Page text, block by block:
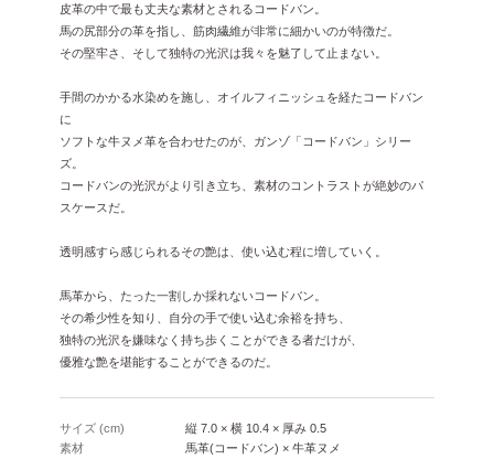
皮革の中で最も丈夫な素材とされるコードバン。
馬の尻部分の革を指し、筋肉繊維が非常に細かいのが特徴だ。
その堅牢さ、そして独特の光沢は我々を魅了して止まない。
手間のかかる水染めを施し、オイルフィニッシュを経たコードバン
に
ソフトな牛ヌメ革を合わせたのが、ガンゾ「コードバン」シリー
ズ。
コードバンの光沢がより引き立ち、素材のコントラストが絶妙のパ
スケースだ。
透明感すら感じられるその艶は、使い込む程に増していく。
馬革から、たった一割しか採れないコードバン。
その希少性を知り、自分の手で使い込む余裕を持ち、
独特の光沢を嫌味なく持ち歩くことができる者だけが、
優雅な艶を堪能することができるのだ。
サイズ (cm)
縦 7.0 × 横 10.4 × 厚み 0.5
素材
馬革(コードバン) × 牛革ヌメ